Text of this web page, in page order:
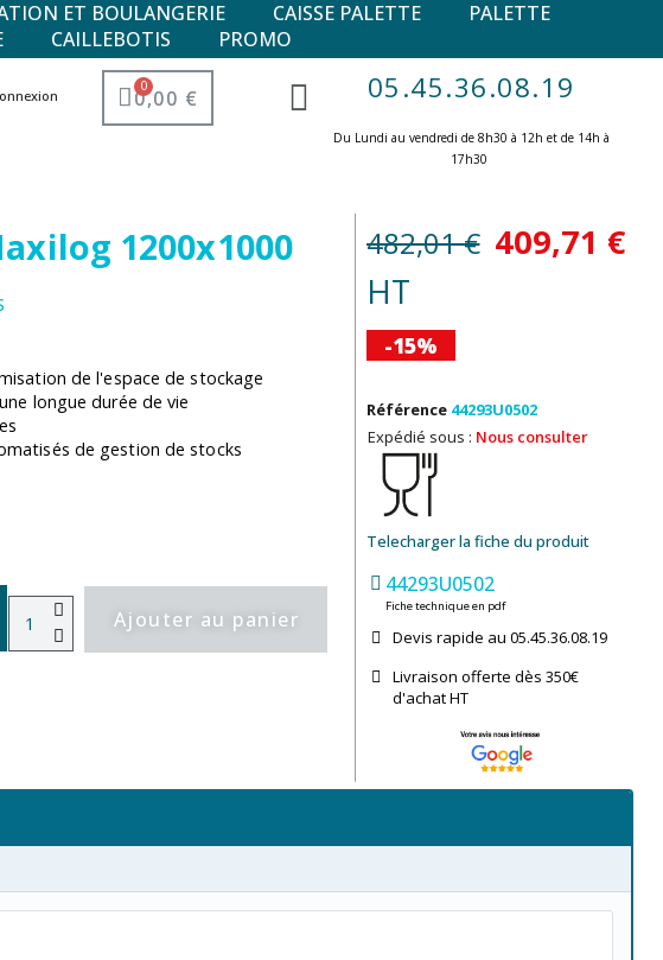
ET BOULANGERIE CAISSE PALETTE
PALETTE
CAILLEBOTIS PROMO
0,00 € 05.45.36.08.19
Du Lundi au vendredi de 8h30 à 12h et de 14h à
17h30 ​
1200x1000
de l'espace de stockage
longue durée de vie
de gestion de stocks
Ajouter au panier
482,01 € 409,71 €
HT
-15%
Référence 44293U0502
Expédié sous : Nous consulter
Telecharger la fiche du produit
44293U0502
Fiche technique en pdf
Devis rapide au 05.45.36.08.19​
Livraison offerte dès 350€
d'achat​ HT